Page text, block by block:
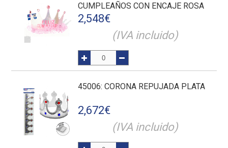
CUMPLEAÑOS CON ENCAJE ROSA
2,548€
(IVA incluido)
45006: CORONA REPUJADA PLATA
2,672€
(IVA incluido)